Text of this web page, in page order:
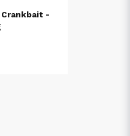
Crankbait -